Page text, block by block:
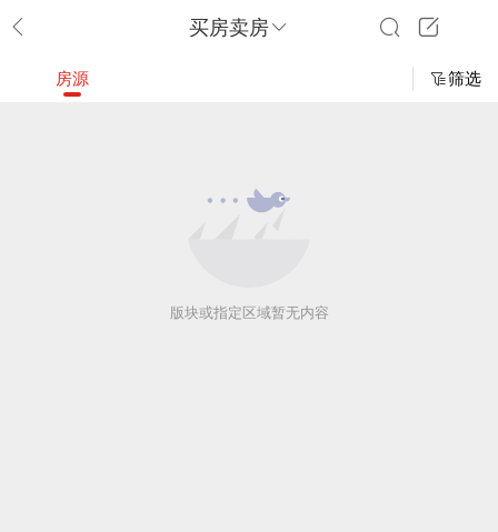
买房卖房
房源 筛选
版块或指定区域暂无内容